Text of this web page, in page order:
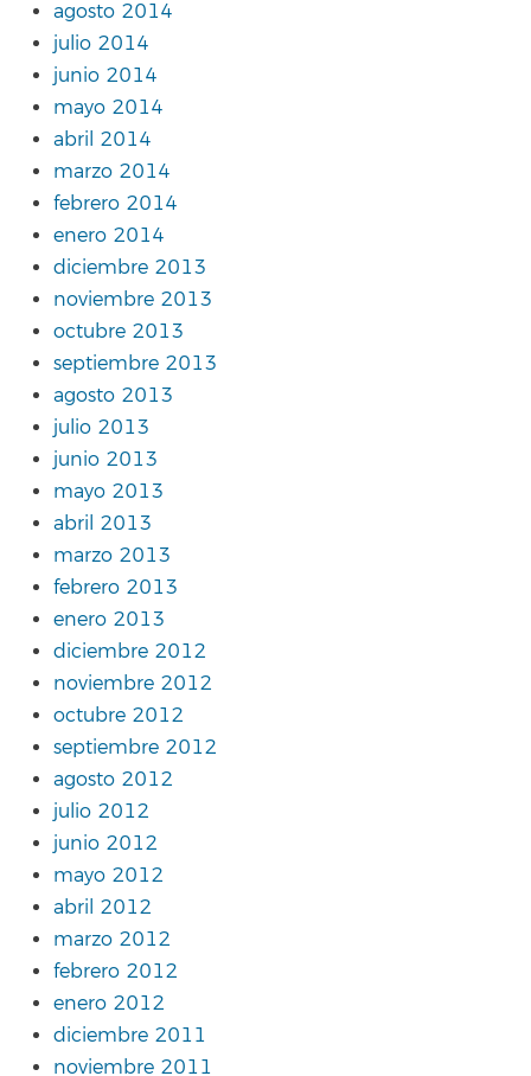
agosto 2014
julio 2014
junio 2014
mayo 2014
abril 2014
marzo 2014
febrero 2014
enero 2014
diciembre 2013
noviembre 2013
octubre 2013
septiembre 2013
agosto 2013
julio 2013
junio 2013
mayo 2013
abril 2013
marzo 2013
febrero 2013
enero 2013
diciembre 2012
noviembre 2012
octubre 2012
septiembre 2012
agosto 2012
julio 2012
junio 2012
mayo 2012
abril 2012
marzo 2012
febrero 2012
enero 2012
diciembre 2011
noviembre 2011